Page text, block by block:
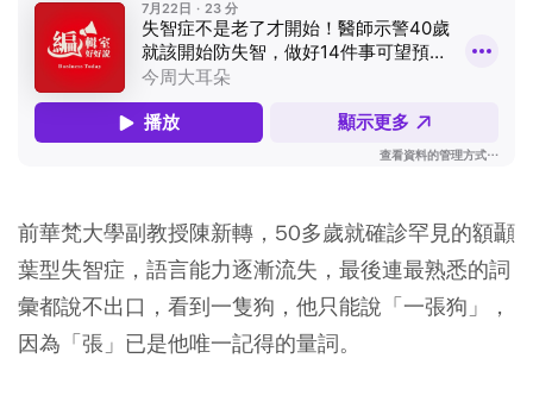
前華梵大學副教授陳新轉，50多歲就確診罕見的額顳
葉型失智症，語言能力逐漸流失，最後連最熟悉的詞
彙都說不出口，看到一隻狗，他只能說「一張狗」，
因為「張」已是他唯一記得的量詞。